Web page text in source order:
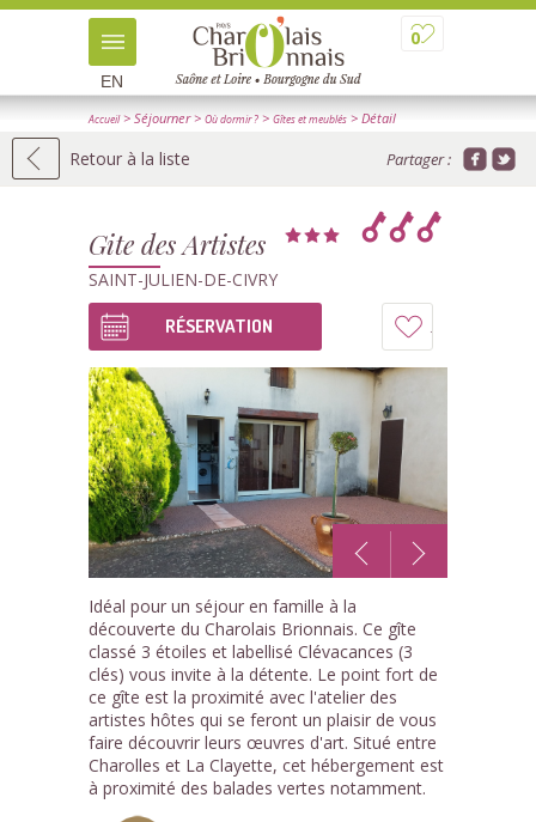
0
EN
Accueil> Séjourner> Où dormir ? > Gîtes et meublés > Détail
Retour à la liste Partager :
Gite des Artistes
SAINT-JULIEN-DE-CIVRY
à
RÉSERVATION
1 /6
Idéal pour un séjour en famille à la
découverte du Charolais Brionnais. Ce gîte
classé 3 étoiles et labellisé Clévacances (3
clés) vous invite à la détente. Le point fort de
ce gîte est la proximité avec l'atelier des
artistes hôtes qui se feront un plaisir de vous
faire découvrir leurs œuvres d'art. Situé entre
Charolles et La Clayette, cet hébergement est
à proximité des balades vertes notamment.